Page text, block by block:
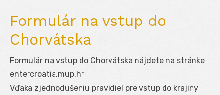
Formulár na vstup do
Chorvátska
Formulár na vstup do Chorvátska nájdete na stránke
entercroatia.mup.hr
Vďaka zjednodušeniu pravidiel pre vstup do krajiny